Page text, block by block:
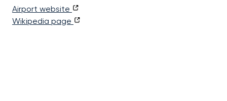
Airport website
Wikipedia page